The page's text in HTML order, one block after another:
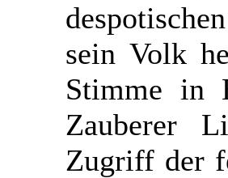
sein Volk
Stimme in
Zauberer
Zugriff der